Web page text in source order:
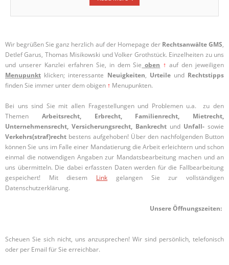
Wir begrüßen Sie ganz herzlich auf der Homepage der Rechtsanwälte GMS,
Detlef Garus, Thomas Misikowski und Volker Grothstück. Einzelheiten zu uns
und unserer Kanzlei erfahren Sie, in dem Sie oben ↑ auf den jeweiligen
Menupunkt klicken; interessante Neuigkeiten, Urteileund Rechtstipps
finden Sie immer unter dem obigen ↑ Menupunkten.
Bei uns sind Sie mit allen Fragestellungen und Problemen u.a. zu den
Themen Arbeitsrecht, Erbrecht, Familienrecht, Mietrecht,
Unternehmensrecht, Versicherungsrecht, Bankrecht und Unfall- sowie
Verkehrs(straf)recht bestens aufgehoben! Über den nachfolgenden Button
können Sie uns im Falle einer Mandatierung die Arbeit erleichtern und schon
einmal die notwendigen Angaben zur Mandatsbearbeitung machen und an
uns übermitteln. Die dabei erfassten Daten werden für die Fallbearbeitung
gespeichert! Mit diesem Link gelangen Sie zur vollständigen
Datenschutzerklärung.
Unsere Öffnungszeiten:
Scheuen Sie sich nicht, uns anzusprechen! Wir sind persönlich, telefonisch
oder per Email für Sie erreichbar.